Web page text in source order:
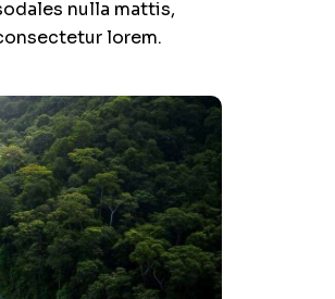
nulla mattis,
lorem.